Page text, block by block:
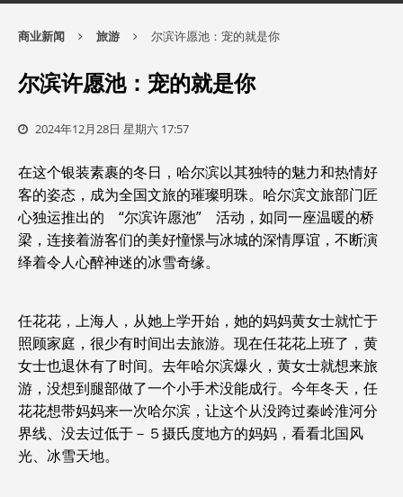
商业新闻 旅游 尔滨许愿池：宠的就是你
尔滨许愿池：宠的就是你
2024年12月28日 星期六 17:57
在这个银装素裹的冬日，哈尔滨以其独特的魅力和热情好
客的姿态，成为全国文旅的璀璨明珠。哈尔滨文旅部门匠
心独运推出的 “尔滨许愿池” 活动，如同一座温暖的桥
梁，连接着游客们的美好憧憬与冰城的深情厚谊，不断演
绎着令人心醉神迷的冰雪奇缘。
任花花，上海人，从她上学开始，她的妈妈黄女士就忙于
照顾家庭，很少有时间出去旅游。现在任花花上班了，黄
女士也退休有了时间。去年哈尔滨爆火，黄女士就想来旅
游，没想到腿部做了一个小手术没能成行。今年冬天，任
花花想带妈妈来一次哈尔滨，让这个从没跨过秦岭淮河分
界线、没去过低于－５摄氏度地方的妈妈，看看北国风
光、冰雪天地。